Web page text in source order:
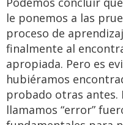
le ponemos a las
proceso de
finalmente al
apropiada. Pero es
hubiéramos
probado otras antes.
llamamos “error”